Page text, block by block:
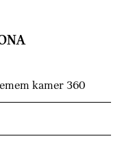
kamer 360